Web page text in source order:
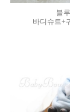
블
바디슈트+